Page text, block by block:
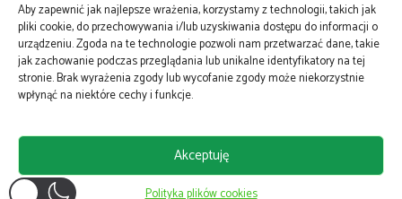
Aby zapewnić jak najlepsze wrażenia, korzystamy z technologii, takich jak
pliki cookie, do przechowywania i/lub uzyskiwania dostępu do informacji o
urządzeniu. Zgoda na te technologie pozwoli nam przetwarzać dane, takie
jak zachowanie podczas przeglądania lub unikalne identyfikatory na tej
stronie. Brak wyrażenia zgody lub wycofanie zgody może niekorzystnie
wpłynąć na niektóre cechy i funkcje.
Akceptuję
Polityka plików cookies
PRENUMERATA
NEWSLETTER
MAPY
E-WYDANIE